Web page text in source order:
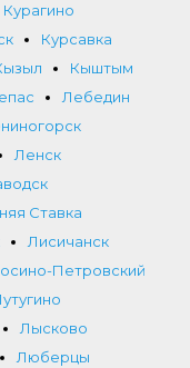
Курагино
Курсавка
Кыштым
Лебедин
Ленск
Ставка
Лисичанск
Петровский
Лысково
Люберцы